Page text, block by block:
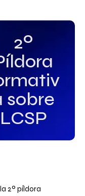
2º
sobre
LCSP
2º píldora